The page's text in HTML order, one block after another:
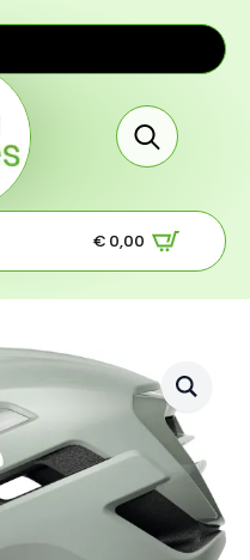
for:
€ 0,00